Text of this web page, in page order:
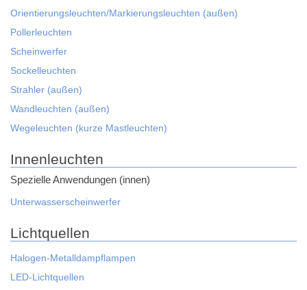
Orientierungsleuchten/Markierungsleuchten (außen)
Pollerleuchten
Scheinwerfer
Sockelleuchten
Strahler (außen)
Wandleuchten (außen)
Wegeleuchten (kurze Mastleuchten)
Innenleuchten
Spezielle Anwendungen (innen)
Unterwasserscheinwerfer
Lichtquellen
Halogen-Metalldampflampen
LED-Lichtquellen